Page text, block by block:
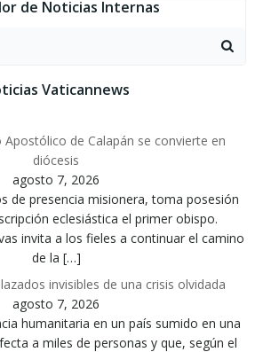
por
entradas
por
de Noticias Internas
Vaticannews
Apostólico de Calapán se convierte en
diócesis
agosto 7, 2026
de presencia misionera, toma posesión
eclesiástica el primer obispo.
invita a los fieles a continuar el camino
de la […]
invisibles de una crisis olvidada
agosto 7, 2026
humanitaria en un país sumido en una
a miles de personas y que, según el